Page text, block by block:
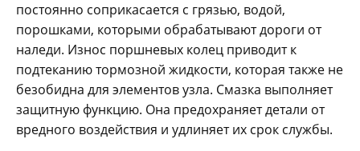
постоянно соприкасается с грязью, водой,
порошками, которыми обрабатывают дороги от
наледи. Износ поршневых колец приводит к
подтеканию тормозной жидкости, которая также не
безобидна для элементов узла. Смазка выполняет
защитную функцию. Она предохраняет детали от
вредного воздействия и удлиняет их срок службы.